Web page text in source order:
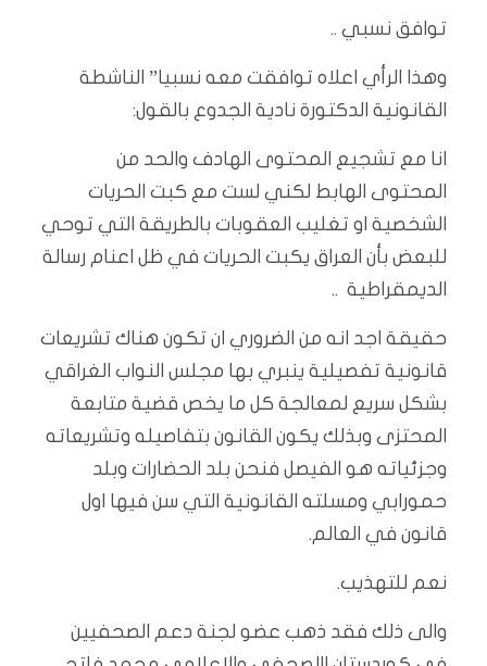
توافق نسبي ..
وهذا الرأي اعلاه توافقت معه نسبيا” الناشطة
القانونية الدكتورة نادية الجدوع بالقول:
انا مع تشجيع المحتوى الهادف والحد من
المحتوى الهابط لكني لست مع كبت الحريات
الشخصية او تغليب العقوبات بالطريقة التي توحي
للبعض بأن العراق يكبت الحريات في ظل اعنام رسالة
الديمقراطية ..
حقيقة اجد انه من الضروري ان تكون هناك تشريعات
قانونية تفصيلية ينبري بها مجلس النواب الغراقي
بشكل سريع لمعالجة كل ما يخص قضية متابعة
المحتزى وبذلك يكون القانون بتفاصيله وتشريعاته
وجزئياته هو الفيصل فنحن بلد الحضارات وبلد
حمورابي ومسلته القانونية التي سن فيها اول
قانون في العالم.
نعم للتهذيب.
والى ذلك فقد ذهب عضو لجنة دعم الصحفيين